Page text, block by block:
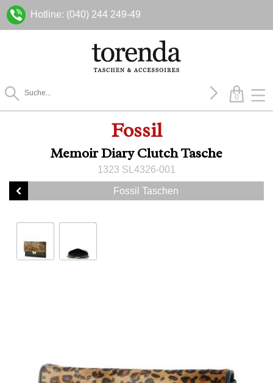
Hotline: (040) 244 249-49
0
Fossil
Memoir Diary Clutch Tasche
1323 SL4326-001
Fossil Taschen